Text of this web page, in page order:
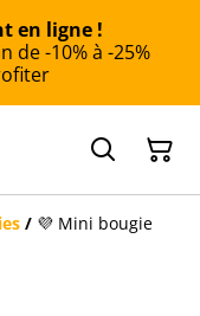
en ligne !
de -10% à -25%
/ 💜 Mini bougie